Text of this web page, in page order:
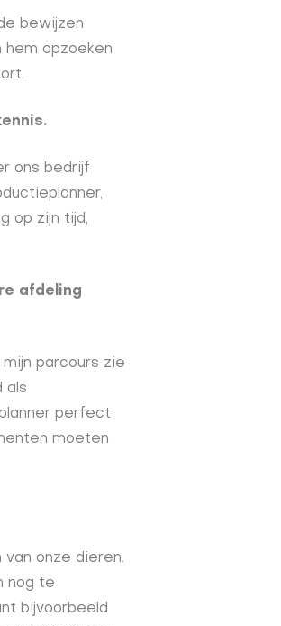
bewijzen
hem opzoeken
ons bedrijf
op zijn tijd,
afdeling
parcours zie
als
perfect
moeten
onze dieren.
nog te
bijvoorbeeld